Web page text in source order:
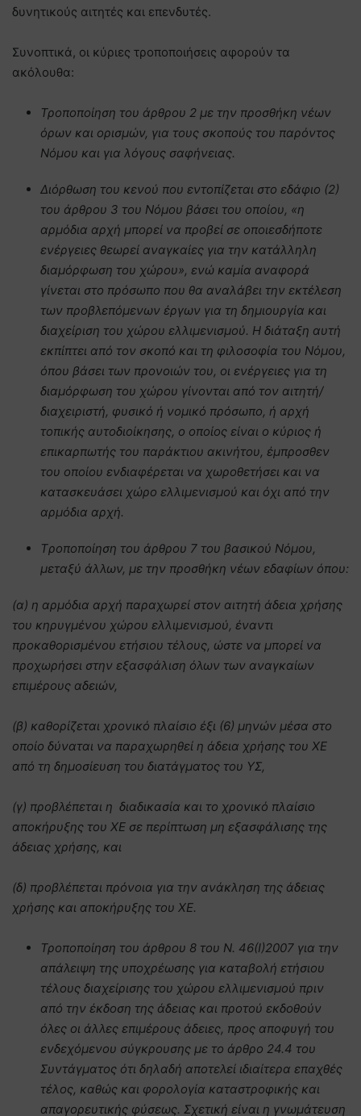
δυνητικούς αιτητές και επενδυτές.
Συνοπτικά, οι κύριες τροποποιήσεις αφορούν τα
ακόλουθα:
Τροποποίηση του άρθρου 2 με την προσθήκη νέων
όρων και ορισμών, για τους σκοπούς του παρόντος
Νόμου και για λόγους σαφήνειας.
Διόρθωση του κενού που εντοπίζεται στο εδάφιο (2)
του άρθρου 3 του Νόμου βάσει του οποίου, «η
αρμόδια αρχή μπορεί να προβεί σε οποιεσδήποτε
ενέργειες θεωρεί αναγκαίες για την κατάλληλη
διαμόρφωση του χώρου», ενώ καμία αναφορά
γίνεται στο πρόσωπο που θα αναλάβει την εκτέλεση
των προβλεπόμενων έργων για τη δημιουργία και
διαχείριση του χώρου ελλιμενισμού. Η διάταξη αυτή
εκπίπτει από τον σκοπό και τη φιλοσοφία του Νόμου,
όπου βάσει των προνοιών του, οι ενέργειες για τη
διαμόρφωση του χώρου γίνονται από τον αιτητή/
διαχειριστή, φυσικό ή νομικό πρόσωπο, ή αρχή
τοπικής αυτοδιοίκησης, ο οποίος είναι ο κύριος ή
επικαρπωτής του παράκτιου ακινήτου, έμπροσθεν
του οποίου ενδιαφέρεται να χωροθετήσει και να
κατασκευάσει χώρο ελλιμενισμού και όχι από την
αρμόδια αρχή.
Tροποποίηση του άρθρου 7 του βασικού Νόμου,
μεταξύ άλλων, με την προσθήκη νέων εδαφίων όπου:
(α) η αρμόδια αρχή παραχωρεί στον αιτητή άδεια χρήσης
του κηρυγμένου χώρου ελλιμενισμού, έναντι
προκαθορισμένου ετήσιου τέλους, ώστε να μπορεί να
προχωρήσει στην εξασφάλιση όλων των αναγκαίων
επιμέρους αδειών,
(β) καθορίζεται χρονικό πλαίσιο έξι (6) μηνών μέσα στο
οποίο δύναται να παραχωρηθεί η άδεια χρήσης του ΧΕ
από τη δημοσίευση του διατάγματος του ΥΣ,
(γ) προβλέπεται η διαδικασία και το χρονικό πλαίσιο
αποκήρυξης του ΧΕ σε περίπτωση μη εξασφάλισης της
άδειας χρήσης, και
(δ) προβλέπεται πρόνοια για την ανάκληση της άδειας
χρήσης και αποκήρυξης του ΧΕ.
Τροποποίηση του άρθρου 8 του Ν. 46(Ι)2007 για την
απάλειψη της υποχρέωσης για καταβολή ετήσιου
τέλους διαχείρισης του χώρου ελλιμενισμού πριν
από την έκδοση της άδειας και προτού εκδοθούν
όλες οι άλλες επιμέρους άδειες, προς αποφυγή του
ενδεχόμενου σύγκρουσης με το άρθρο 24.4 του
Συντάγματος ότι δηλαδή αποτελεί ιδιαίτερα επαχθές
τέλος, καθώς και φορολογία καταστροφικής και
απαγορευτικής φύσεως. Σχετική είναι η γνωμάτευση